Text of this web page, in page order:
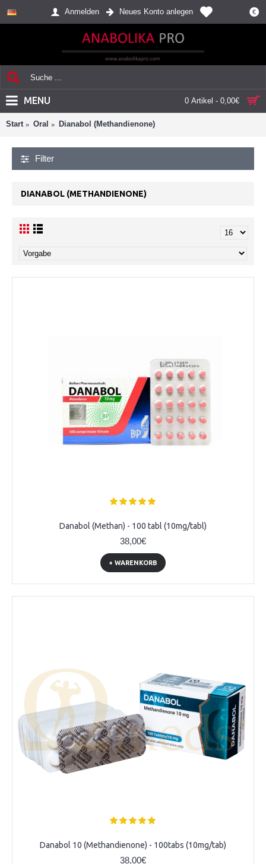
€
Anmelden Neues Konto anlegen
0 Artikel - 0,00€
MENU
Start Oral Dianabol (Methandienone)
Filter
DIANABOL (METHANDIENONE)
Danabol (Methan) - 100 tabl (10mg/tabl)
38,00€
+ WARENKORB
Danabol 10 (Methandienone) - 100tabs (10mg/tab)
38,00€